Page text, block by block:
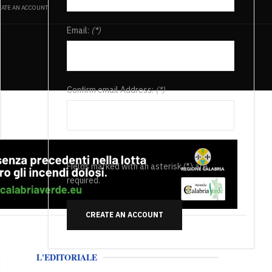
AN ACCOUNT
Email: (*)
Confirm email Address:(*)
Fields marked with an asterisk (*) are
required.
CREATE AN ACCOUNT
L'EDITORIALE